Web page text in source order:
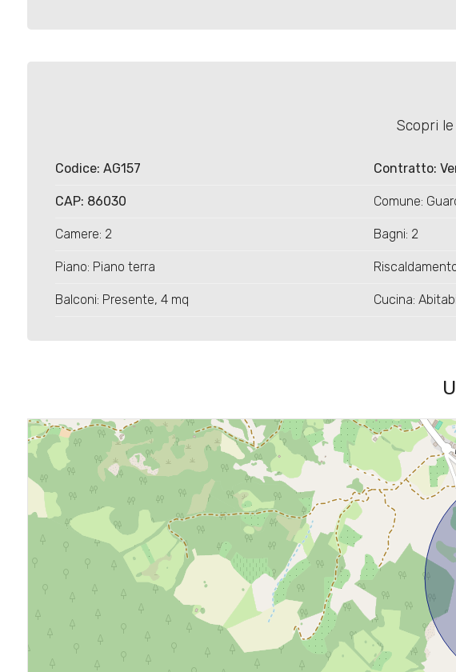
Scopri
Codice: AG157 Contratto:
CAP: 86030 Comune:
Camere: 2 Bagni: 2
Piano: Piano terra
Balconi: Presente, 4 mq Cucina:
1
3